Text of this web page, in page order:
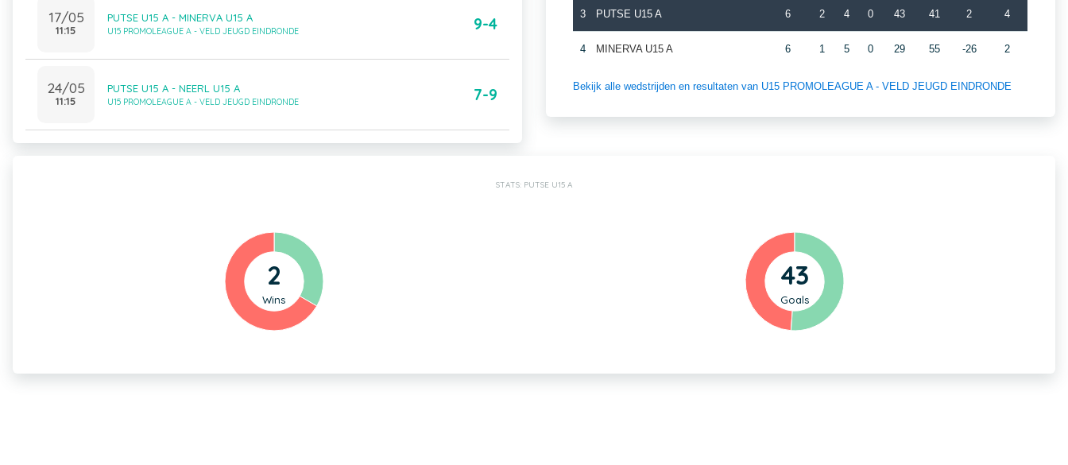
17/05
11:15
PUTSE U15 A - MINERVA U15 A
U15 PROMOLEAGUE A - VELD JEUGD EINDRONDE 9-4
24/05
11:15
PUTSE U15 A - NEERL U15 A
U15 PROMOLEAGUE A - VELD JEUGD EINDRONDE 7-9
3 PUTSE U15 A 6 2 4 0 43 41 2 4
4 MINERVA U15 A 6 1 5 0 29 55 -26 2
Bekijk alle wedstrijden en resultaten van U15 PROMOLEAGUE A - VELD JEUGD EINDRONDE
STATS: PUTSE U15 A
2
Wins
43
Goals